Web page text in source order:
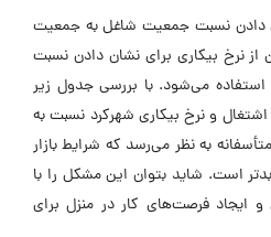
دادن نسبت جمعیت شاغل به جمعیت
نرخ بیکاری برای نشان دادن نسبت
می‌شود. با بررسی جدول زیر
و نرخ بیکاری شهرکرد نسبت به
به نظر می‌رسد که شرایط بازار
بدتر است. شاید بتوان این مشکل را با
و ایجاد فرصت‌های کار در منزل برای